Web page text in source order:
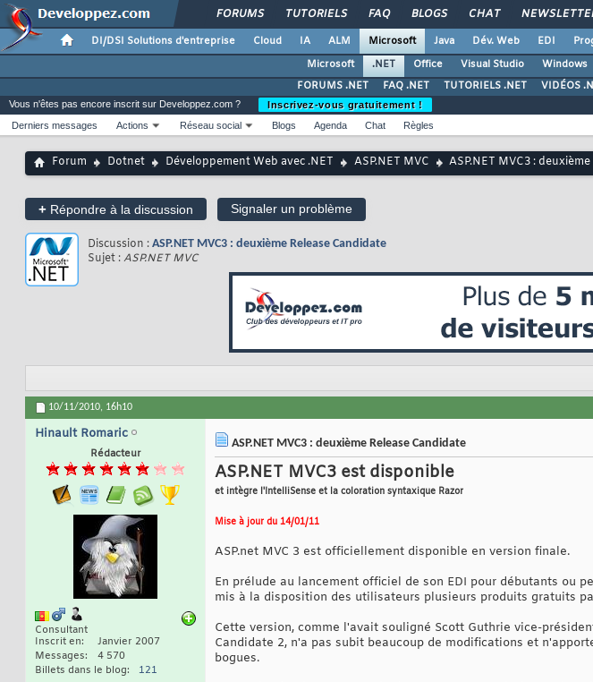
FORUMS TUTORIELS FAQ BLOGS CHAT
DI/DSI Solutions d'entreprise Cloud IA ALM Microsoft Java Dév. Web EDI
Microsoft
.NET Office Visual Studio Windows
FORUMS .NET
FAQ .NET TUTORIELS .NET VIDÉOS
Vous n'êtes pas encore inscrit sur Developpez.com ?
Inscrivez-vous gratuitement !
Derniers messages
Actions Réseau social Blogs Agenda Chat Règles
Forum Dotnet Développement Web avec .NET ASP.NET MVC ASP.NET MVC3 :
+ Répondre à la discussion Signaler un problème
Discussion : ASP.NET MVC3 : deuxième Release Candidate
Sujet :ASP.NET MVC
10/11/2010, 16h10
Hinault Romaric
Rédacteur
Consultant
Inscrit en
Janvier 2007
Messages
4 570
Billets dans le blog
121
ASP.NET MVC3 : deuxième Release Candidate
ASP.NET MVC3 est disponible
et intègre l'IntelliSense et la coloration syntaxique Razor
Mise à jour du 14/01/11
ASP.net MVC 3 est officiellement disponible en version finale.
En prélude au lancement officiel de son EDI pour débutants ou
mis à la disposition des utilisateurs plusieurs produits gratuits
Cette version, comme l'avait souligné Scott Guthrie vice-
Candidate 2, n'a pas subit beaucoup de modifications et
bogues.